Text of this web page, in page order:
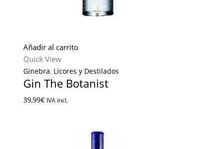
Añadir al carrito
Quick View
Ginebra, Licores y Destilados
Gin The Botanist
39,99€ IVA incl.